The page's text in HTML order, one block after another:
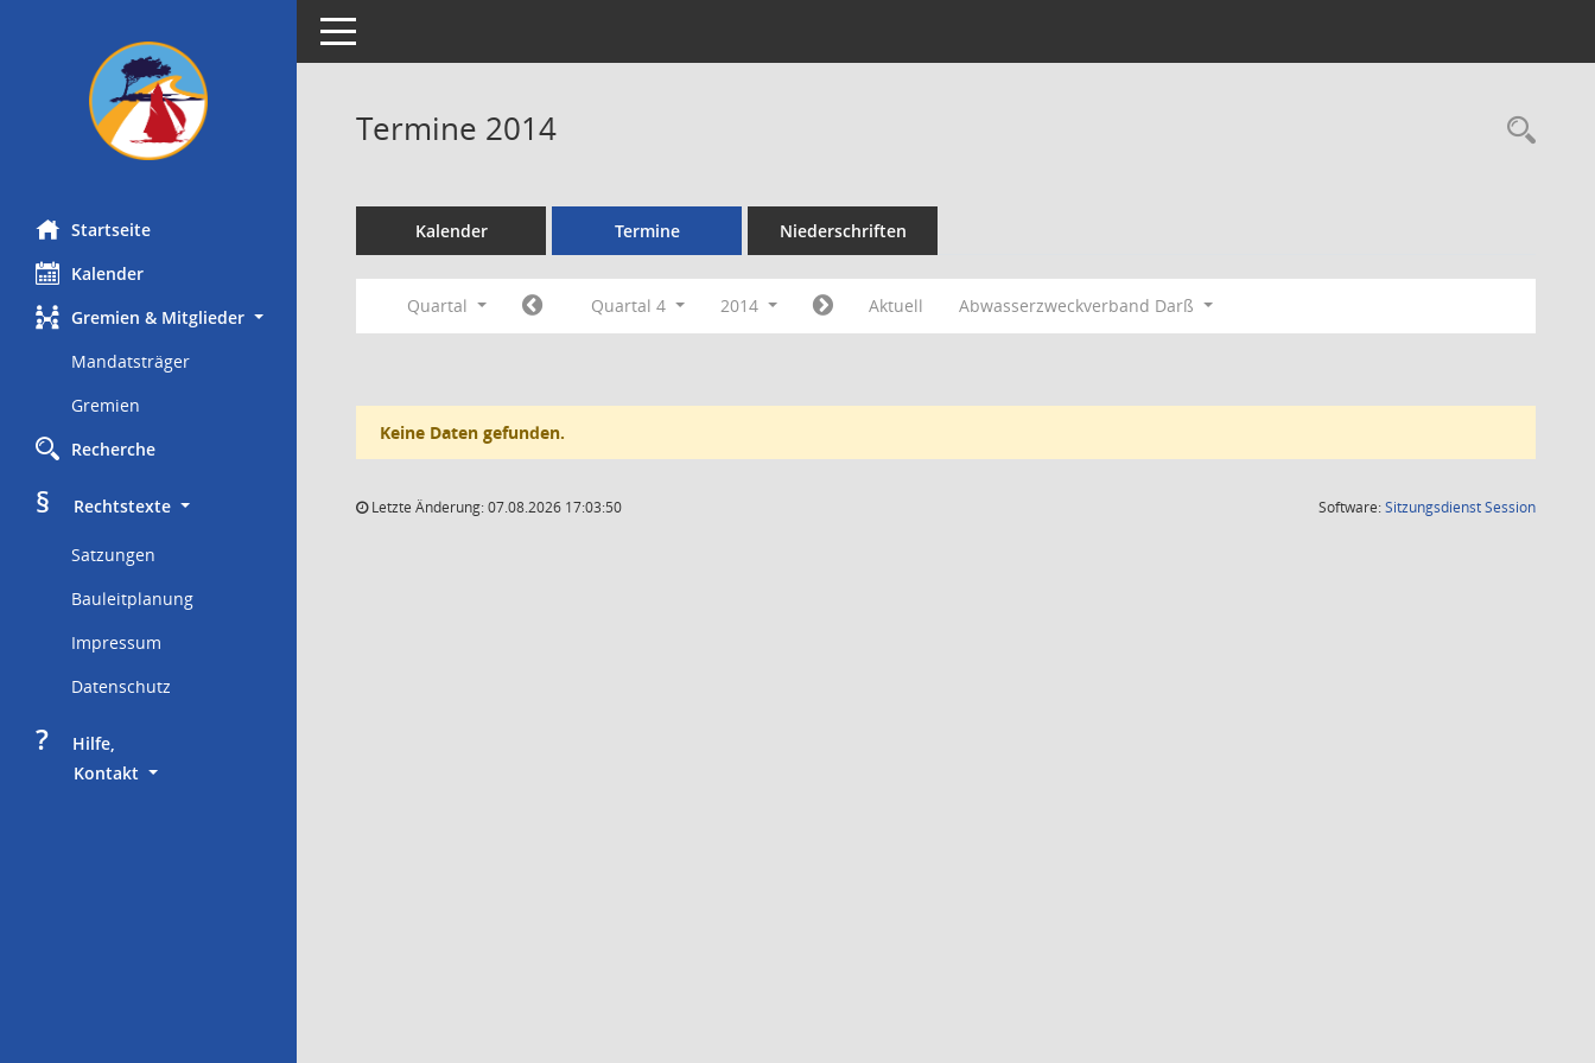
Startseite
Kalender
Gremien & Mitglieder
Mandatsträger
Gremien
Recherche
§
     Rechtstexte
Satzungen
Bauleitplanung
Impressum
Datenschutz
?
     Hilfe,
Kontakt
Toggle navigation
Termine 2014
Kalender Termine Niederschriften
Quartal Quartal 4 2014 Aktuell Abwasserzweckverband Darß
Keine Daten gefunden.
Letzte Änderung: 07.08.2026 17:03:50 Software:SitzungsdienstSession(Wird in